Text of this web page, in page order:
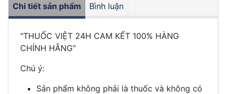
Chi tiết sản phẩm Bình luận
"THUỐC VIỆT 24H CAM KẾT 100% HÀNG
CHÍNH HÃNG"
Chú ý:
Sản phẩm không phải là thuốc và không có